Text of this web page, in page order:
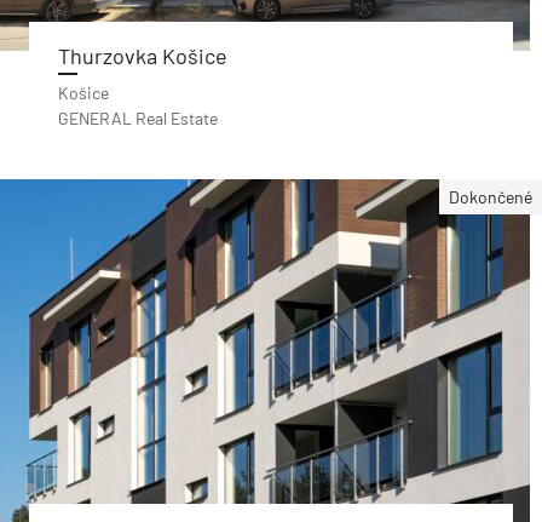
Thurzovka Košice
Košice
GENERAL Real Estate
Dokončené